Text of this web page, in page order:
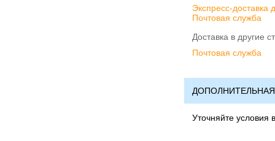
Экспресс-доставка
Почтовая служба
Доставка в другие
Почтовая служба
Уточняйте условия